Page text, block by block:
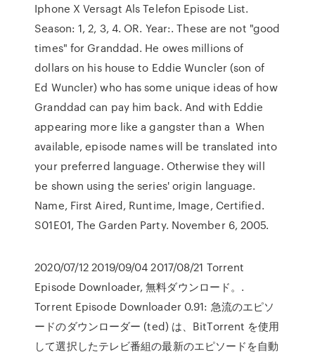
Iphone X Versagt Als Telefon Episode List.
Season: 1, 2, 3, 4. OR. Year:. These are not "good
times" for Granddad. He owes millions of
dollars on his house to Eddie Wuncler (son of
Ed Wuncler) who has some unique ideas of how
Granddad can pay him back. And with Eddie
appearing more like a gangster than a When
available, episode names will be translated into
your preferred language. Otherwise they will
be shown using the series' origin language.
Name, First Aired, Runtime, Image, Certified.
S01E01, The Garden Party. November 6, 2005.
2020/07/12 2019/09/04 2017/08/21 Torrent
Episode Downloader, 無料ダウンロード。.
Torrent Episode Downloader 0.91: 急流のエピソ
ードのダウンローダー (ted) は、BitTorrent を使用
して選択したテレビ番組の最新のエピソードを自動